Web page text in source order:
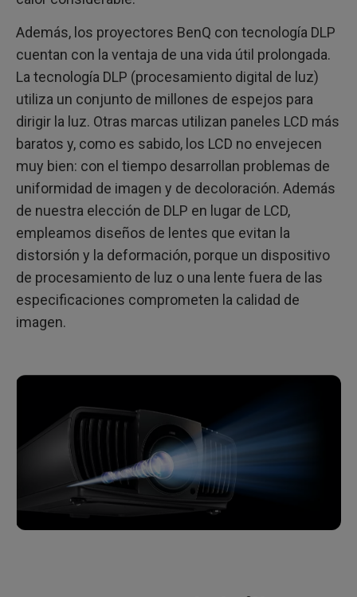
Además, los proyectores BenQ con tecnología DLP
cuentan con la ventaja de una vida útil prolongada.
La tecnología DLP (procesamiento digital de luz)
utiliza un conjunto de millones de espejos para
dirigir la luz. Otras marcas utilizan paneles LCD más
baratos y, como es sabido, los LCD no envejecen
muy bien: con el tiempo desarrollan problemas de
uniformidad de imagen y de decoloración. Además
de nuestra elección de DLP en lugar de LCD,
empleamos diseños de lentes que evitan la
distorsión y la deformación, porque un dispositivo
de procesamiento de luz o una lente fuera de las
especificaciones comprometen la calidad de
imagen.